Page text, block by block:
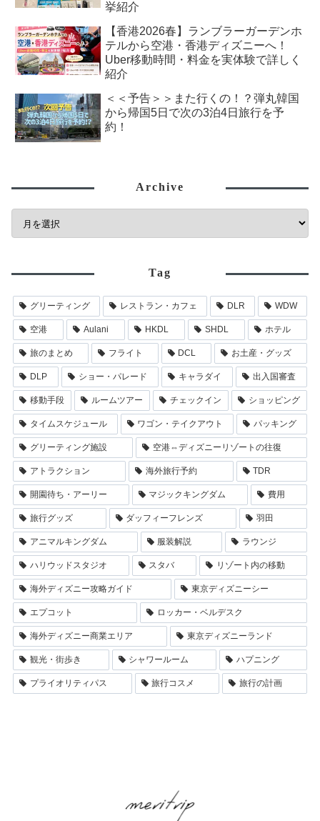
挙紹介
【香港2026春】ランブラーガーデンホ
テルから空港・香港ディズニーへ！
Uber移動時間・料金を実体験で詳しく
紹介
＜＜予告＞＞また行くの！？弾丸韓国
から帰国5日で次の3泊4日旅行を予
約！
Archive
Tag
グリーティング レストラン・カフェ DLR WDW
空港 Aulani HKDL SHDL ホテル
旅のまとめ フライト DCL お土産・グッズ
DLP ショー・パレード キャラダイ 出入国審査
移動手段 ルームツアー チェックイン ショッピング
タイムスケジュール ワゴン・テイクアウト パッキング
グリーティング施設 空港⇔ディズニーリゾートの往復
アトラクション 海外旅行予約 TDR
開園待ち・アーリー マジックキングダム 費用
旅行グッズ ダッフィーフレンズ 羽田
アニマルキングダム 服装解説 ラウンジ
ハリウッドスタジオ スタバ リゾート内の移動
海外ディズニー攻略ガイド 東京ディズニーシー
エプコット ロッカー・ベルデスク
海外ディズニー商業エリア 東京ディズニーランド
観光・街歩き シャワールーム ハプニング
プライオリティパス 旅行コスメ 旅行の計画